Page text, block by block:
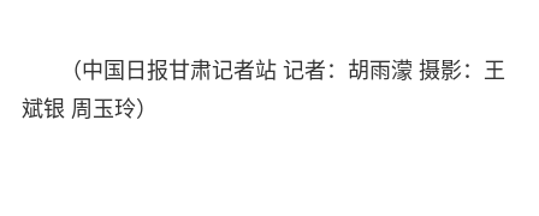
（中国日报甘肃记者站 记者：胡雨濛 摄影：王
斌银 周玉玲）